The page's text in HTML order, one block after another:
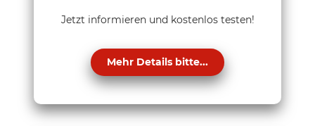
Jetzt informieren und kostenlos testen!
Mehr Details bitte...